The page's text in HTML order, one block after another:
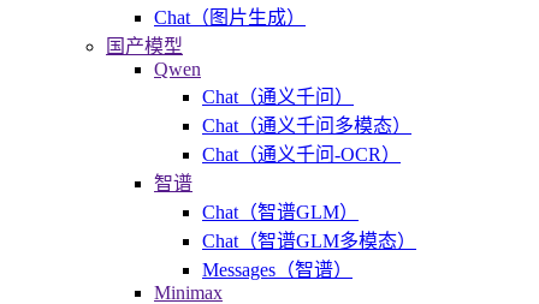
Chat（图片生成）
国产模型
Qwen
Chat（通义千问）
Chat（通义千问多模态）
Chat（通义千问-OCR）
智谱
Chat（智谱GLM）
Chat（智谱GLM多模态）
Messages（智谱）
Minimax